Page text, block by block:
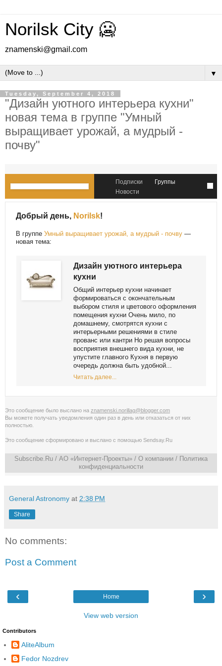
Norilsk City 🥶
znamenski@gmail.com
▼
Tuesday, September 4, 2018
"Дизайн уютного интерьера кухни"
новая тема в группе "Умный
выращивает урожай, а мудрый -
почву"
Подписки
Группы
Новости
Добрый день, Norilsk!
В группеУмный выращивает урожай, а мудрый - почву —
новая тема:
Дизайн уютного интерьера
кухни
Общий интерьер кухни начинает
формироваться с окончательным
выбором стиля и цветового оформления
помещения кухни Очень мило, по
домашнему, смотрятся кухни с
интерьерными решениями в стиле
прованс или кантри Но решая вопросы
восприятия внешнего вида кухни, не
упустите главного Кухня в первую
очередь должна быть удобной...
Читать далее...
Это сообщение было выслано на znamenski.norillag@blogger.com
Вы можете получать уведомления один раз в день или отказаться от них
полностью
Это сообщение сформировано и выслано с помощью Sendsay.Ru
Subscribe.Ru / АО «Интернет-Проекты» / О компании / Политика
конфиденциальности
General Astronomy at 2:38 PM
Share
No comments:
Post a Comment
‹ ›
Home
View web version
Contributors
AliteAlbum
Fedor Nozdrev